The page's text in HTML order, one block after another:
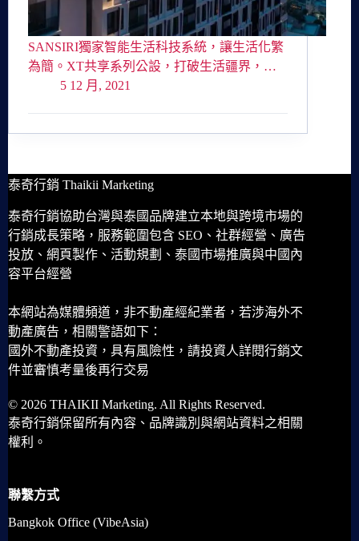
SANSIRI獨家智能生活科技系統，讓生活化繁
為簡。XT共享系列公設，打破生活疆界，…
5 12 月, 2021
泰奇行銷 Thaikii Marketing
泰奇行銷協助台灣與泰國品牌建立本地與跨境市場的
行銷成長策略，服務範圍包含 SEO、社群經營、廣告
投放、網頁製作、活動規劃、泰國市場推廣與中國內
容平台經營
本網站為媒體頻道，非不動產經紀業者，若涉海外不
動產廣告，相關警語如下：
國外不動產投資，具有風險性，請投資人詳閱行銷文
件並審慎考量後再行交易
© 2026 THAIKII Marketing. All Rights Reserved.
泰奇行銷保留所有內容、品牌識別與網站資料之相關
權利。
聯繫方式
Bangkok Office (VibeAsia)